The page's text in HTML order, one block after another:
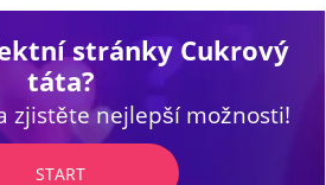
stránky Cukrový
táta?
zjistěte nejlepší možnosti!
START